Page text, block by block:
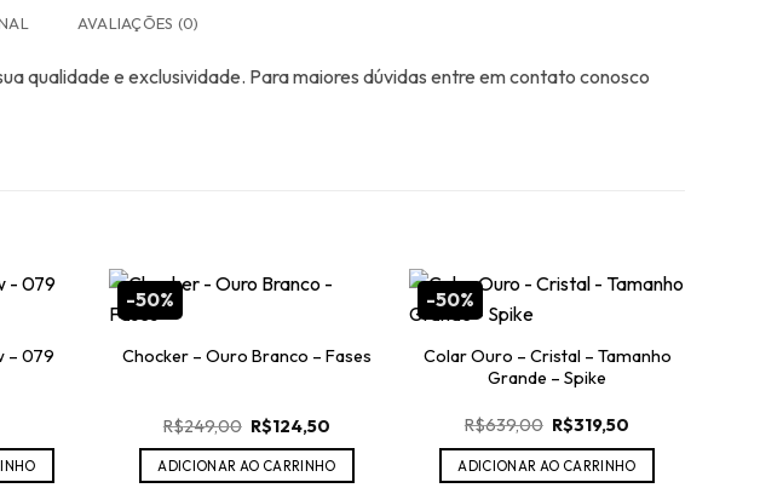
AVALIAÇÕES (0)
qualidade e exclusividade. Para maiores dúvidas entre em contato conosco
– 079
-50%
Chocker – Ouro Branco – Fases
R$249,00 O
preço
original
era:
R$124,50
atual
é:
ADICIONAR AO CARRINHO
-50%
Colar Ouro – Cristal – Tamanho
Grande – Spike
R$639,00 O
original
era:
R$319,50
atual
é:
ADICIONAR AO CARRINHO